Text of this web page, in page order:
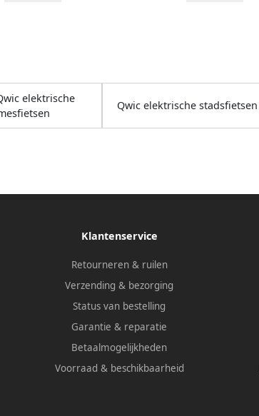
elektrische
Qwic elektrische stadsfietsen
Klantenservice
Retourneren & ruilen
Verzending & bezorging
Status van bestelling
Garantie & reparatie
Betaalmogelijkheden
Voorraad & beschikbaarheid